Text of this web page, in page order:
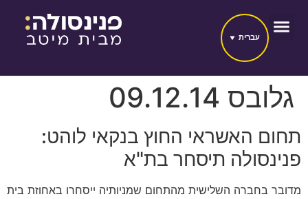
עברית
גלובס 09.12.14
תחום האשראי החוץ בנקאי לוהט:
פנינסולה תיסחר בת"א
מדובר בחברה השלישית מהתחום שמניותיה ייסחרו באחוזת בית